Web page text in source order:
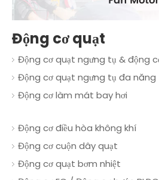
Động cơ quạt
Động cơ quạt ngưng tụ & động
Động cơ quạt ngưng tụ đa năng
Động cơ làm mát bay hơi
Động cơ điều hòa không khí
Động cơ cuộn dây quạt
Động cơ quạt bơm nhiệt